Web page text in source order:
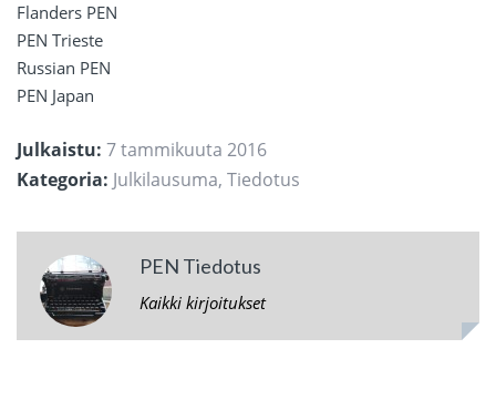
Flanders PEN
PEN Trieste
Russian PEN
PEN Japan
Julkaistu: 7 tammikuuta 2016
Kategoria: Julkilausuma, Tiedotus
PEN Tiedotus
Kaikki kirjoitukset